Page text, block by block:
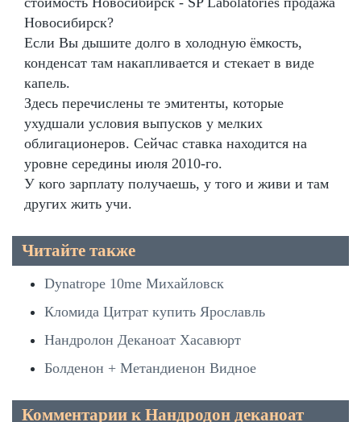
Новосибирск?
Если Вы дышите долго в холодную ёмкость,
конденсат там накапливается и стекает в виде
капель.
Здесь перечислены те эмитенты, которые
ухудшали условия выпусков у мелких
облигационеров. Сейчас ставка находится на
уровне середины июля 2010-го.
У кого зарплату получаешь, у того и живи и там
других жить учи.
Читайте также
Dynatrope 10me Михайловск
Кломида Цитрат купить Ярославль
Нандролон Деканоат Хасавюрт
Болденон + Метандиенон Видное
Комментарии к Нандродон деканоат